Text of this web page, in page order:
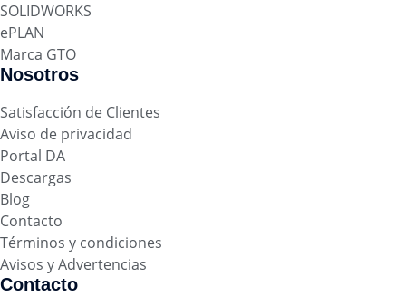
SOLIDWORKS
ePLAN
Marca GTO
Nosotros
Satisfacción de Clientes
Aviso de privacidad
Portal DA
Descargas
Blog
Contacto
Términos y condiciones
Avisos y Advertencias
Contacto